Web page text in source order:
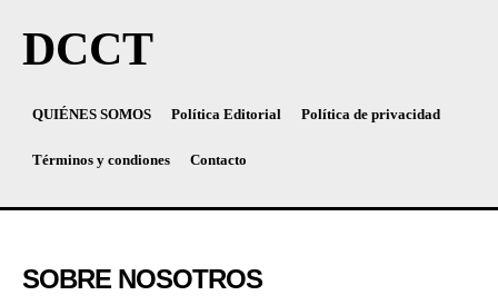
DCCT
QUIÉNES SOMOS Política Editorial Política de privacidad
Términos y condiones Contacto
SOBRE NOSOTROS